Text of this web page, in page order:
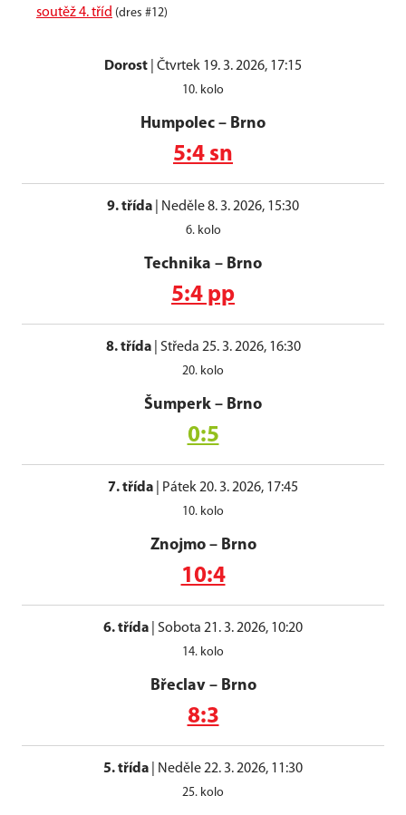
soutěž 4. tříd (dres #12)
Dorost Čtvrtek 19. 3. 2026, 17:15
10. kolo
Humpolec – Brno
5:4 sn
9. třída Neděle 8. 3. 2026, 15:30
6. kolo
Technika – Brno
5:4 pp
8. třída| Středa 25. 3. 2026, 16:30
20. kolo
Šumperk – Brno
0:5
7. třída Pátek 20. 3. 2026, 17:45
10. kolo
Znojmo– Brno
10:4
6. třída Sobota 21. 3. 2026, 10:20
14. kolo
Břeclav– Brno
8:3
5. třída Neděle 22. 3. 2026, 11:30
25. kolo